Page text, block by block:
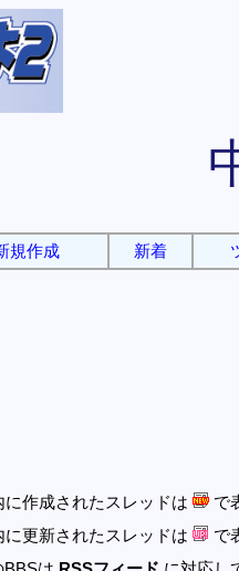
規作成 新着
に作成されたスレッドは
で
に更新されたスレッドは
で